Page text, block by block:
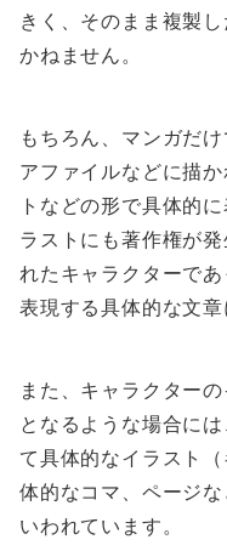
きく、そのまま複製
かねません。
もちろん、マンガだ
アファイルなどに描
トなどの形で具体的
ラストにも著作権が
れたキャラクターで
表現する具体的な文章
また、キャラクター
となるような場合に
て具体的なイラスト
体的なコマ、ページ
いわれています。